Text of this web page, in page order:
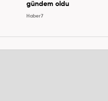
gündem oldu
Haber7